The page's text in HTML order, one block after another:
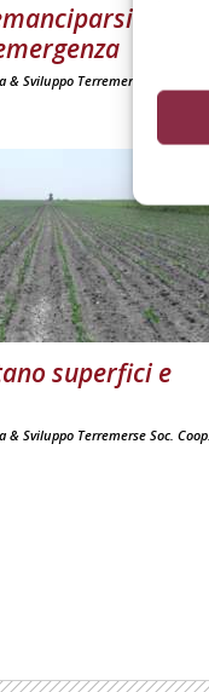
da un
Sviluppo Terremerse Soc. Coop.
superfici e
& Sviluppo Terremerse Soc. Coop.